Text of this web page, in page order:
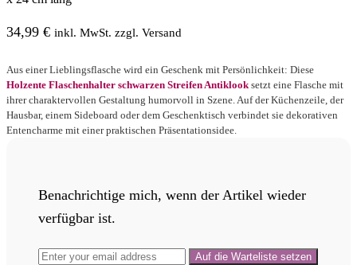
34,99 € inkl. MwSt. zzgl. Versand
Aus einer Lieblingsflasche wird ein Geschenk mit Persönlichkeit: Diese
Holzente Flaschenhalter schwarzen Streifen Antiklooksetzt eine Flasche mit
ihrer charaktervollen Gestaltung humorvoll in Szene. Auf der Küchenzeile, der
Hausbar, einem Sideboard oder dem Geschenktisch verbindet sie dekorativen
Entencharme mit einer praktischen Präsentationsidee.
Benachrichtige mich, wenn der Artikel wieder
verfügbar ist.